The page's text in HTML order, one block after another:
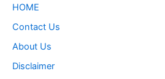
HOME
Contact Us
About Us
Disclaimer